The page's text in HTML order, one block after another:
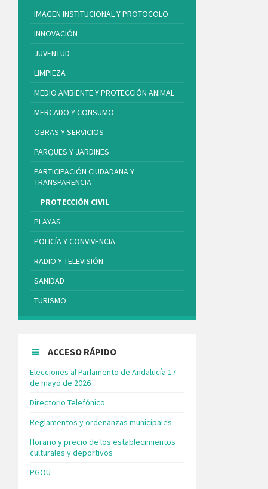
IMAGEN INSTITUCIONAL Y PROTOCOLO
INNOVACIÓN
JUVENTUD
LIMPIEZA
MEDIO AMBIENTE Y PROTECCIÓN ANIMAL
MERCADO Y CONSUMO
OBRAS Y SERVICIOS
PARQUES Y JARDINES
PARTICIPACIÓN CIUDADANA Y
TRANSPARENCIA
PROTECCIÓN CIVIL
PLAYAS
POLICÍA Y CONVIVENCIA
RADIO Y TELEVISIÓN
SANIDAD
TURISMO
ACCESO RÁPIDO
Elecciones al Parlamento de Andalucía 17
de mayo de 2026
Directorio Telefónico
Reglamentos y ordenanzas municipales
Horario y precio de los establecimientos
culturales y deportivos
PGOU